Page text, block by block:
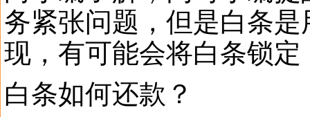
务紧张问题，但是白条
现，有可能会将白条锁
白条如何还款？